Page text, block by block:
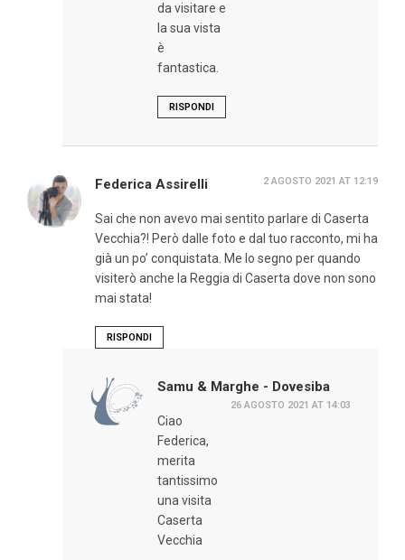
da visitare e
la sua vista
è
fantastica.
RISPONDI
Federica Assirelli 2 AGOSTO 2021 AT 12:19
Sai che non avevo mai sentito parlare di Caserta
Vecchia?! Però dalle foto e dal tuo racconto, mi ha
già un po’ conquistata. Me lo segno per quando
visiterò anche la Reggia di Caserta dove non sono
mai stata!
RISPONDI
Samu & Marghe - Dovesiba
26 AGOSTO 2021 AT 14:03
Ciao
Federica,
merita
tantissimo
una visita
Caserta
Vecchia